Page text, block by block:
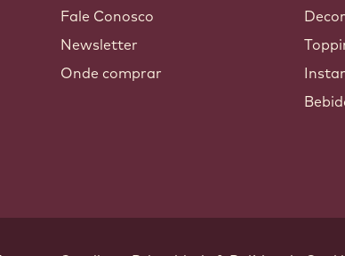
Fale Conosco
Newsletter
Onde comprar